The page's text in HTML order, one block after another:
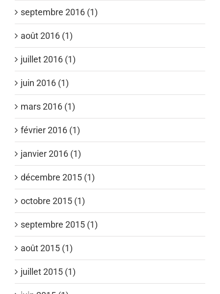
septembre 2016 (1)
août 2016 (1)
juillet 2016 (1)
juin 2016 (1)
mars 2016 (1)
février 2016 (1)
janvier 2016 (1)
décembre 2015 (1)
octobre 2015 (1)
septembre 2015 (1)
août 2015 (1)
juillet 2015 (1)